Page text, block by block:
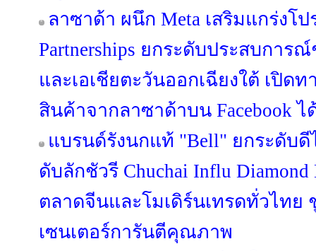
ลาซาด้า ผนึก Meta เสริมแกร่งโ
Partnerships ยกระดับประสบการ
และเอเชียตะวันออกเฉียงใต้ เปิดท
สินค้าจากลาซาด้าบน Facebook
แบรนด์รังนกแท้ "Bell" ยกระดับ
ดับลักชัวรี Chuchai Influ
ตลาดจีนและโมเดิร์นเทรดทั่วไทย
เซนเตอร์การันตีคุณภาพ